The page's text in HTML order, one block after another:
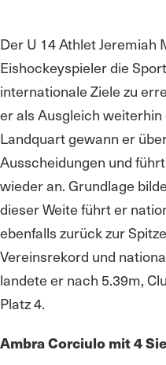
Der U 14 Athlet Jeremiah
Eishockeyspieler die
internationale Ziele zu
er als Ausgleich
Landquart gewann er
Ausscheidungen und
wieder an. Grundlage
dieser Weite führt er
ebenfalls zurück zur
Vereinsrekord und
landete er nach 5.39m,
Platz 4.
Ambra Corciulo mit 4